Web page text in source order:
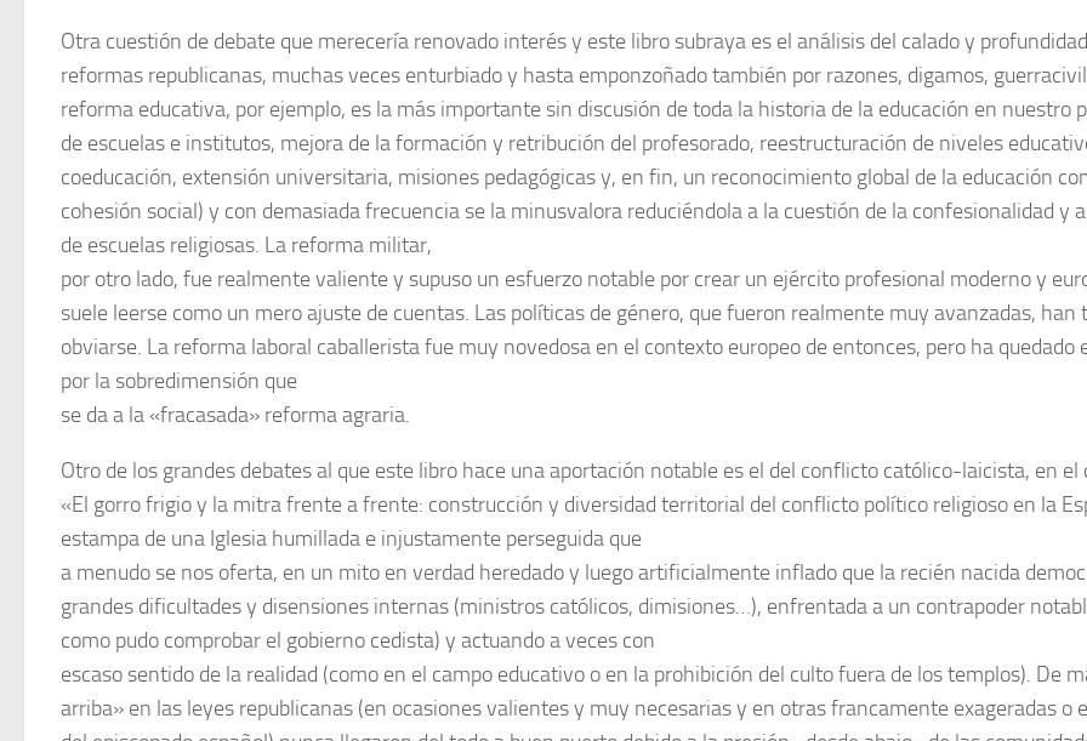
Otra cuestión de debate que merecería renovado interés y este libro subraya es el análisis del calado y
reformas republicanas, muchas veces enturbiado y hasta emponzoñado también por razones, digamos,
reforma educativa, por ejemplo, es la más importante sin discusión de toda la historia de la educación en nuestro
de escuelas e institutos, mejora de la formación y retribución del profesorado, reestructuración de niveles
coeducación, extensión universitaria, misiones pedagógicas y, en fin, un reconocimiento global de la educación
cohesión social) y con demasiada frecuencia se la minusvalora reduciéndola a la cuestión de la confesionalidad y
de escuelas religiosas. La reforma militar,
por otro lado, fue realmente valiente y supuso un esfuerzo notable por crear un ejército profesional moderno y
suele leerse como un mero ajuste de cuentas. Las políticas de género, que fueron realmente muy avanzadas, han
obviarse. La reforma laboral caballerista fue muy novedosa en el contexto europeo de entonces, pero ha quedado
por la sobredimensión que
se da a la «fracasada» reforma agraria.
Otro de los grandes debates al que este libro hace una aportación notable es el del conflicto católico-laicista, en
«El gorro frigio y la mitra frente a frente: construcción y diversidad territorial del conflicto político religioso en la
estampa de una Iglesia humillada e injustamente perseguida que
a menudo se nos oferta, en un mito en verdad heredado y luego artificialmente inflado que la recién nacida
grandes dificultades y disensiones internas (ministros católicos, dimisiones…), enfrentada a un contrapoder
como pudo comprobar el gobierno cedista) y actuando a veces con
escaso sentido de la realidad (como en el campo educativo o en la prohibición del culto fuera de los templos). De
arriba» en las leyes republicanas (en ocasiones valientes y muy necesarias y en otras francamente exageradas